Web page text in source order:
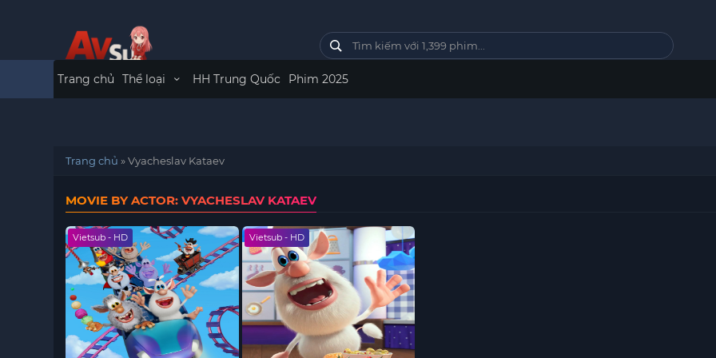
Trang chủ Thể loại HH Trung Quốc Phim 2025
Trang chủ »Vyacheslav Kataev
MOVIE BY ACTOR: VYACHESLAV KATAEV
Vietsub - HD Vietsub - HD